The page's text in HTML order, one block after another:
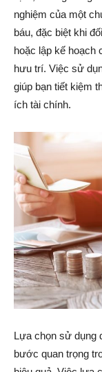
nghiệm của một
báu, đặc biệt khi
hoặc lập kế hoạch
hưu trí. Việc sử
giúp bạn tiết kiệm
ích tài chính.
Lựa chọn sử dụng
bước quan trọng